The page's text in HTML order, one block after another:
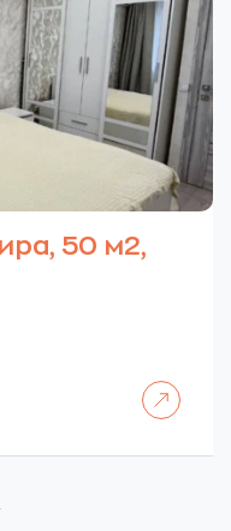
50 м2,